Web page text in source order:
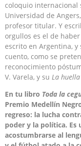
coloquio internacional
Universidad de
profesor titular. Y
orgullos es el de
escrito en Argentina,
cuento, como se
reconocimiento
V. Varela, y su La
En tu libro Toda la
Premio Medellín
regreso: la lucha
poder y la política. Es
acostumbrarse al